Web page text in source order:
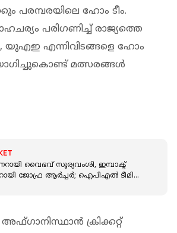
പരമ്പരയിലെ ഹോം ടീം.
പരിഗണിച്ച് രാജ്യത്തെ
യുഎഇ എന്നിവിടങ്ങളെ ഹോം
മത്സരങ്ങൾ
വൈഭവ് സൂര്യവംശി, ഇമ്പാക്ട്
ജോഫ്ര ആർച്ചർ; ഐപിഎല്‍ ടീമിനെ
ക്രിക്കറ്റ്